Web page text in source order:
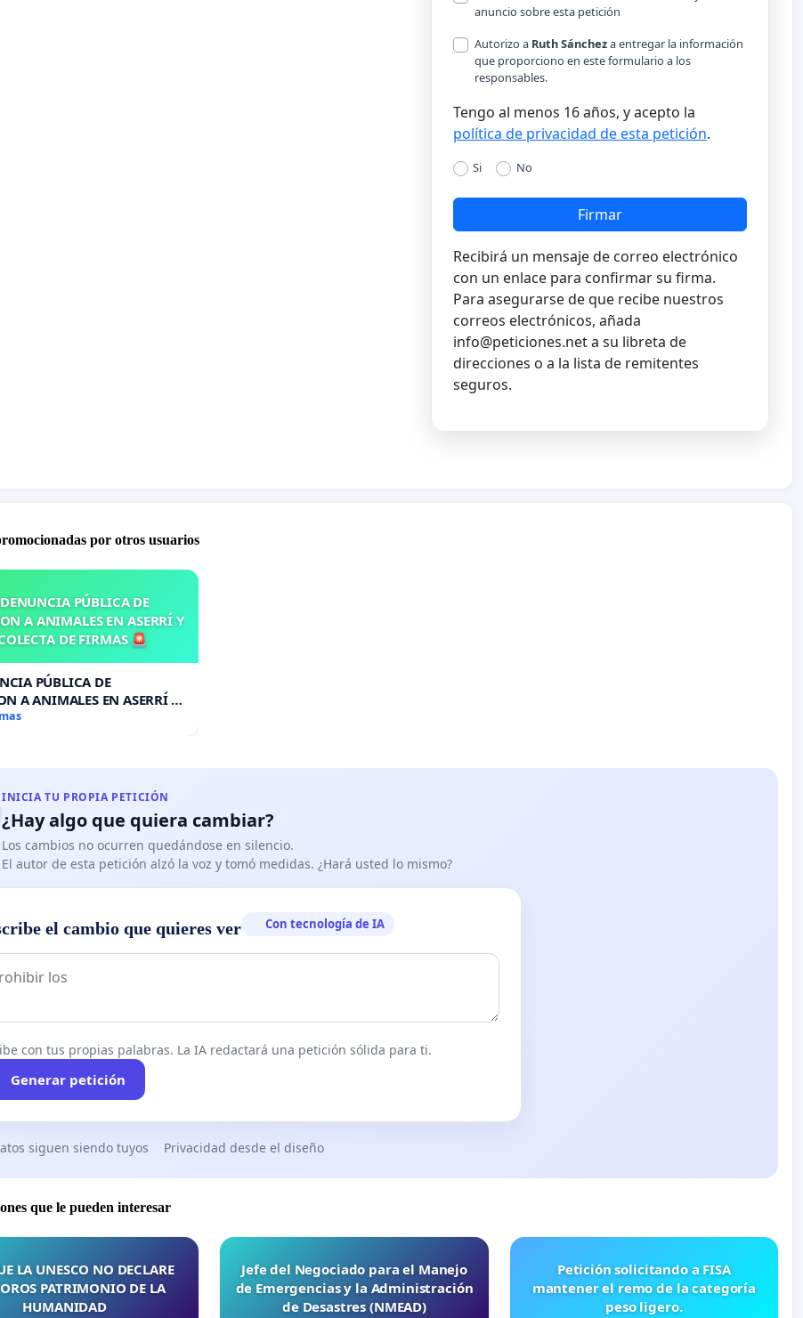
anuncio sobre esta petición
Autorizo a Ruth Sáncheza entregar la información
que proporciono en este formulario a los
responsables.
Tengo al menos 16 años, y acepto la
política de privacidad de esta petición.
Si No
Firmar
Recibirá un mensaje de correo electrónico
con un enlace para confirmar su firma.
Para asegurarse de que recibe nuestros
correos electrónicos, añada
info@peticiones.neta su libreta de
direcciones o a la lista de remitentes
seguros.
por otros usuarios
PÚBLICA DE
A ANIMALES EN ASERRÍ Y
DE FIRMAS 🚨
PÚBLICA DE
A ANIMALES EN ASERRÍ Y
DE FIRMAS 🚨
INICIA TU PROPIA PETICIÓN
¿Hay algo que quiera cambiar?
Los cambios no ocurren quedándose en silencio.
El autor de esta petición alzó la voz y tomó medidas. ¿Hará usted lo mismo?
el cambio que quieres ver Con tecnología de IA
con tus propias palabras. La IA redactará una petición sólida para ti.
Generar petición
siguen siendo tuyos Privacidad desde el diseño
que le pueden interesar
LA UNESCO NO DECLARE
PATRIMONIO DE LA
HUMANIDAD
Jefe del Negociado para el Manejo
de Emergencias y la Administración
de Desastres (NMEAD)
Petición solicitando a FISA
mantener el remo de la categoría
peso ligero.